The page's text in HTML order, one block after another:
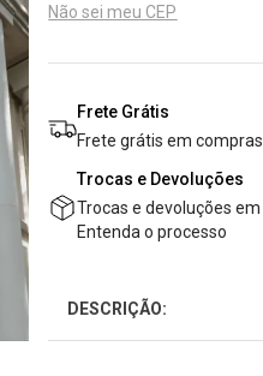
Não sei meu CEP
Frete Grátis
Frete grátis em
Trocas e Devoluções
Trocas e devoluções
Entenda o processo
DESCRIÇÃO: